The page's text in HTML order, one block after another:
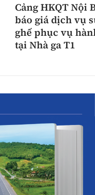
Cảng HKQT Nội
báo giá dịch vụ
ghế phục vụ
tại Nhà ga T1